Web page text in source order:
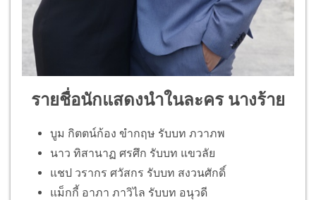
รายชื่อนักแสดงนำในละคร นางร้าย
บูม กิตตน์ก้อง ขำกฤษ รับบท ภวาภพ
นาว ทิสานาฏ ศรศึก รับบท แขวลัย
แชป วรากร ศวัสกร รับบท สงวนศักดิ์
แม็กกี้ อาภา ภาวิไล รับบท อนุวดี